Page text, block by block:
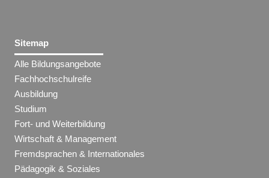
Sitemap
Alle Bildungsangebote
Fachhochschulreife
Ausbildung
Studium
Fort- und Weiterbildung
Wirtschaft & Management
Fremdsprachen & Internationales
Pädagogik & Soziales